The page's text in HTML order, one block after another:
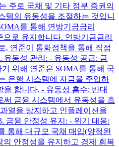
주로 국채 및 기타 정부 증권의
템의 유동성을 조절하는 것입니
를 통해 연방기금금리
으로 유지합니다. 연방기금금리
, 연준이 통화정책을 통해 직접
유동성 관리: - 유동성 공급: 금
위해 연준은 SOMA를 통해 국
은행 시스템에 자금을 주입하
합니다. - 유동성 흡수: 반대
써 금융 시스템에서 유동성을 흡
열을 방지하고 인플레이션을
금융 안정성 유지: - 위기 대응:
통해 대규모 국채 매입(양적완
의 안정성을 유지하고 경제 회복